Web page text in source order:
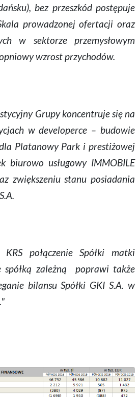
bez przeszkód postępuje
prowadzonej ofertacji oraz
w sektorze przemysłowym
wzrost przychodów.
Grupy koncentruje się na
w developerce – budowie
Platanowy Park i prestiżowej
biurowo usługowy IMMOBILE
zwiększeniu stanu posiadania
połączenie Spółki matki
spółką zależną poprawi także
bilansu Spółki GKI S.A. w